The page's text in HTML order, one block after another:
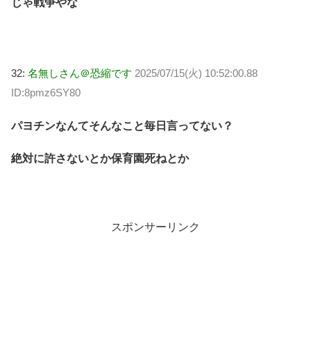
じゃ戦争やな
32: 名無しさん＠恐縮です 2025/07/15(火) 10:52:00.88
ID:8pmz6SY80
パヨチンなんてそんなこと毎日言ってない？
絶対に許さないとか保育園死ねとか
スポンサーリンク